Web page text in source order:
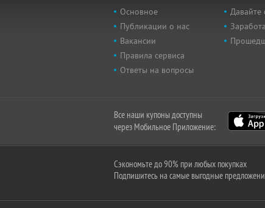
Основное
Публикации о нас
Вакансии
Правила сервиса
Ответы на вопросы
Давайте
Все наши купоны доступны
через Мобильное Приложение:
Сэкономьте до 90% при любых покупках
Подпишитесь на самые выгодные